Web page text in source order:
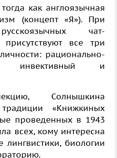
как англоязычная
(концепт «Я»). При
чат-
присутствуют все три
рационально-
инвективный и
Солнышкина
«Книжкиных
проведенных в 1943
всех, кому интересна
лингвистики, биологии